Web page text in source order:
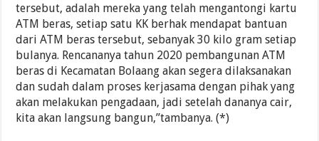
tersebut, adalah mereka yang telah mengantongi kartu
ATM beras, setiap satu KK berhak mendapat bantuan
dari ATM beras tersebut, sebanyak 30 kilo gram setiap
bulanya. Rencananya tahun 2020 pembangunan ATM
beras di Kecamatan Bolaang akan segera dilaksanakan
dan sudah dalam proses kerjasama dengan pihak yang
akan melakukan pengadaan, jadi setelah dananya cair,
kita akan langsung bangun,”tambanya. (*)